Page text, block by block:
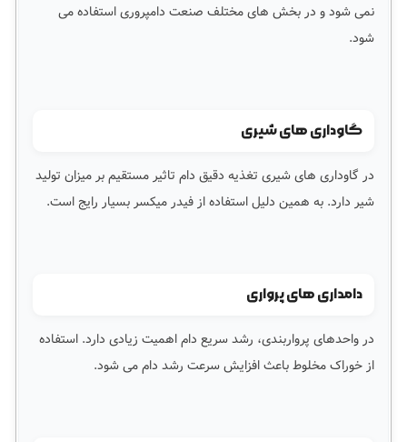
نمی شود و در بخش های مختلف صنعت دامپروری استفاده می
شود.
گاوداری های شیری
در گاوداری های شیری تغذیه دقیق دام تاثیر مستقیم بر میزان تولید
شیر دارد. به همین دلیل استفاده از فیدر میکسر بسیار رایج است.
دامداری های پرواری
در واحدهای پرواربندی، رشد سریع دام اهمیت زیادی دارد. استفاده
از خوراک مخلوط باعث افزایش سرعت رشد دام می شود.